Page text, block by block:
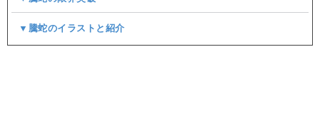
▼騰蛇のイラストと紹介